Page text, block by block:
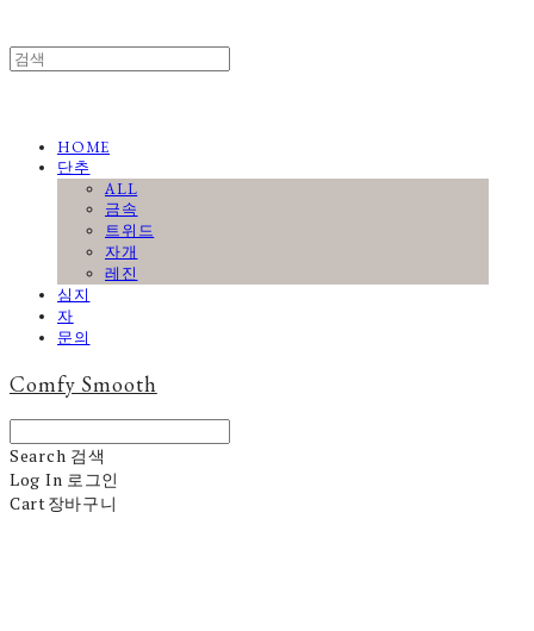
HOME
단추
ALL
금속
트위드
자개
레진
심지
자
문의
Comfy Smooth
Search 검색
Log In 로그인
Cart장바구니